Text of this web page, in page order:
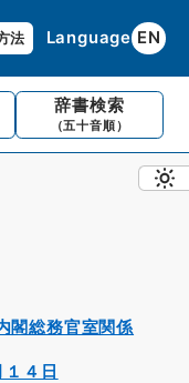
法 Language EN
辞書検索
（五十音順）
閣総務官室関係
４日